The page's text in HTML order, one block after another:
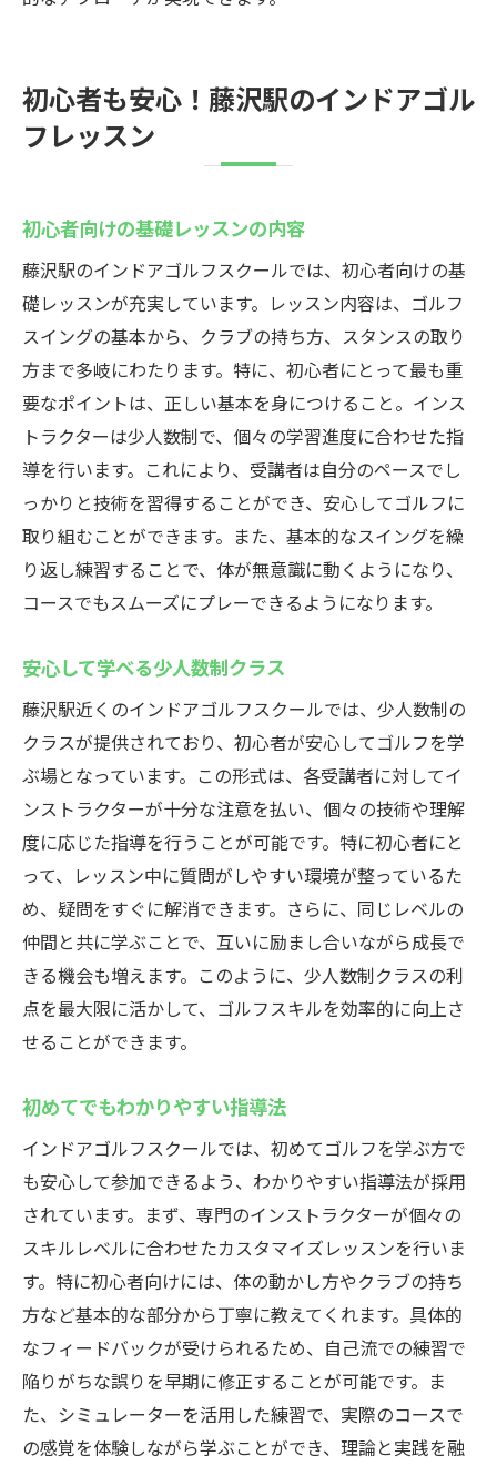
初心者も安心！藤沢駅のインドアゴル
フレッスン
初心者向けの基礎レッスンの内容
藤沢駅のインドアゴルフスクールでは、初心者向けの基
礎レッスンが充実しています。レッスン内容は、ゴルフ
スイングの基本から、クラブの持ち方、スタンスの取り
方まで多岐にわたります。特に、初心者にとって最も重
要なポイントは、正しい基本を身につけること。インス
トラクターは少人数制で、個々の学習進度に合わせた指
導を行います。これにより、受講者は自分のペースでし
っかりと技術を習得することができ、安心してゴルフに
取り組むことができます。また、基本的なスイングを繰
り返し練習することで、体が無意識に動くようになり、
コースでもスムーズにプレーできるようになります。
安心して学べる少人数制クラス
藤沢駅近くのインドアゴルフスクールでは、少人数制の
クラスが提供されており、初心者が安心してゴルフを学
ぶ場となっています。この形式は、各受講者に対してイ
ンストラクターが十分な注意を払い、個々の技術や理解
度に応じた指導を行うことが可能です。特に初心者にと
って、レッスン中に質問がしやすい環境が整っているた
め、疑問をすぐに解消できます。さらに、同じレベルの
仲間と共に学ぶことで、互いに励まし合いながら成長で
きる機会も増えます。このように、少人数制クラスの利
点を最大限に活かして、ゴルフスキルを効率的に向上さ
せることができます。
初めてでもわかりやすい指導法
インドアゴルフスクールでは、初めてゴルフを学ぶ方で
も安心して参加できるよう、わかりやすい指導法が採用
されています。まず、専門のインストラクターが個々の
スキルレベルに合わせたカスタマイズレッスンを行いま
す。特に初心者向けには、体の動かし方やクラブの持ち
方など基本的な部分から丁寧に教えてくれます。具体的
なフィードバックが受けられるため、自己流での練習で
陥りがちな誤りを早期に修正することが可能です。ま
た、シミュレーターを活用した練習で、実際のコースで
の感覚を体験しながら学ぶことができ、理論と実践を融